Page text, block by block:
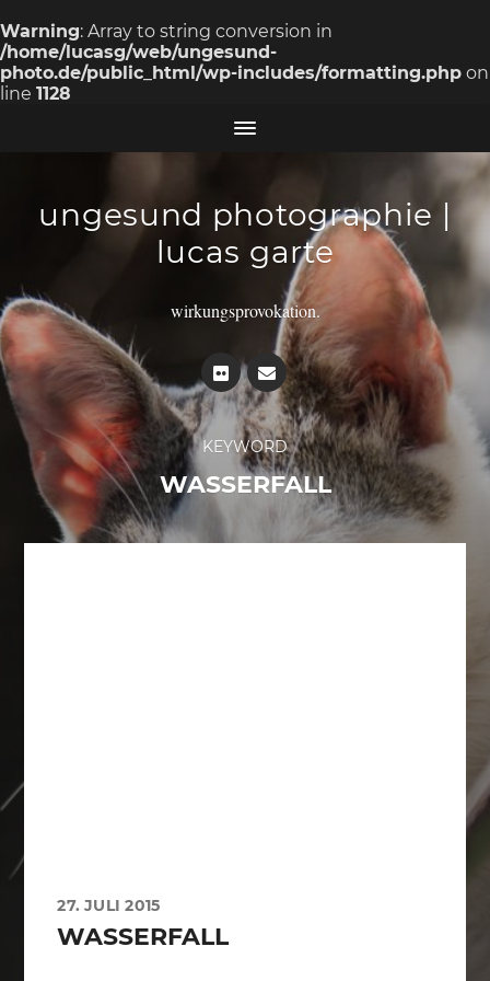
Warning: Array to string conversion in
/home/lucasg/web/ungesund-
photo.de/public_html/wp-includes/formatting.php on
line 1128
ungesund photographie |
lucas garte
wirkungsprovokation.
KEYWORD
WASSERFALL
27. JULI 2015
WASSERFALL